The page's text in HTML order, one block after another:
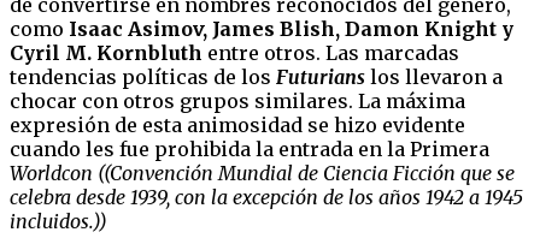
como Isaac Asimov, James Blish, Damon Knight y
Cyril M. Kornbluth entre otros. Las marcadas
tendencias políticas de los Futurians los llevaron a
chocar con otros grupos similares. La máxima
expresión de esta animosidad se hizo evidente
cuando les fue prohibida la entrada en la Primera
Worldcon ((Convención Mundial de Ciencia Ficción que se
celebra desde 1939, con la excepción de los años 1942 a 1945
incluidos.))